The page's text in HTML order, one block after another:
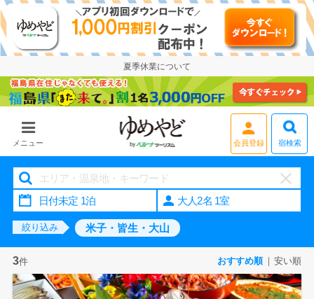
夏季休業について
メニュー 会員登録 宿検索
大人2名 1室
絞り込み 米子・皆生・大山
3件 おすすめ順 安い順